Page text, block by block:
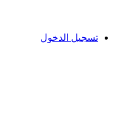
تسجيل الدخول